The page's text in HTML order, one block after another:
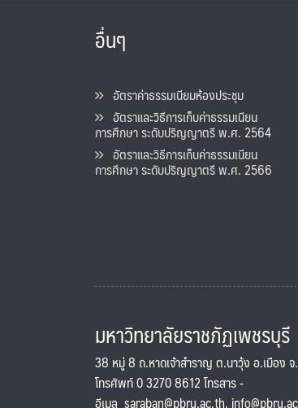
อื่นๆ
อัตราค่าธรรมเนียมห้องประชุม
อัตราและวิธีการเก็บค่าธรรมเนียน
การศึกษา ระดับปริญญาตรี พ.ศ. 2564
อัตราและวิธีการเก็บค่าธรรมเนียน
การศึกษา ระดับปริญญาตรี พ.ศ. 2566
มหาวิทยาลัยราชภัฏเพชรบุรี
38 หมู่ 8 ถ.หาดเจ้าสำราญ ต.นาวุ้ง อ.เมือง
โทรศัพท์ 0 3270 8612 โทรสาร -
อีเมล saraban@pbru.ac.th,